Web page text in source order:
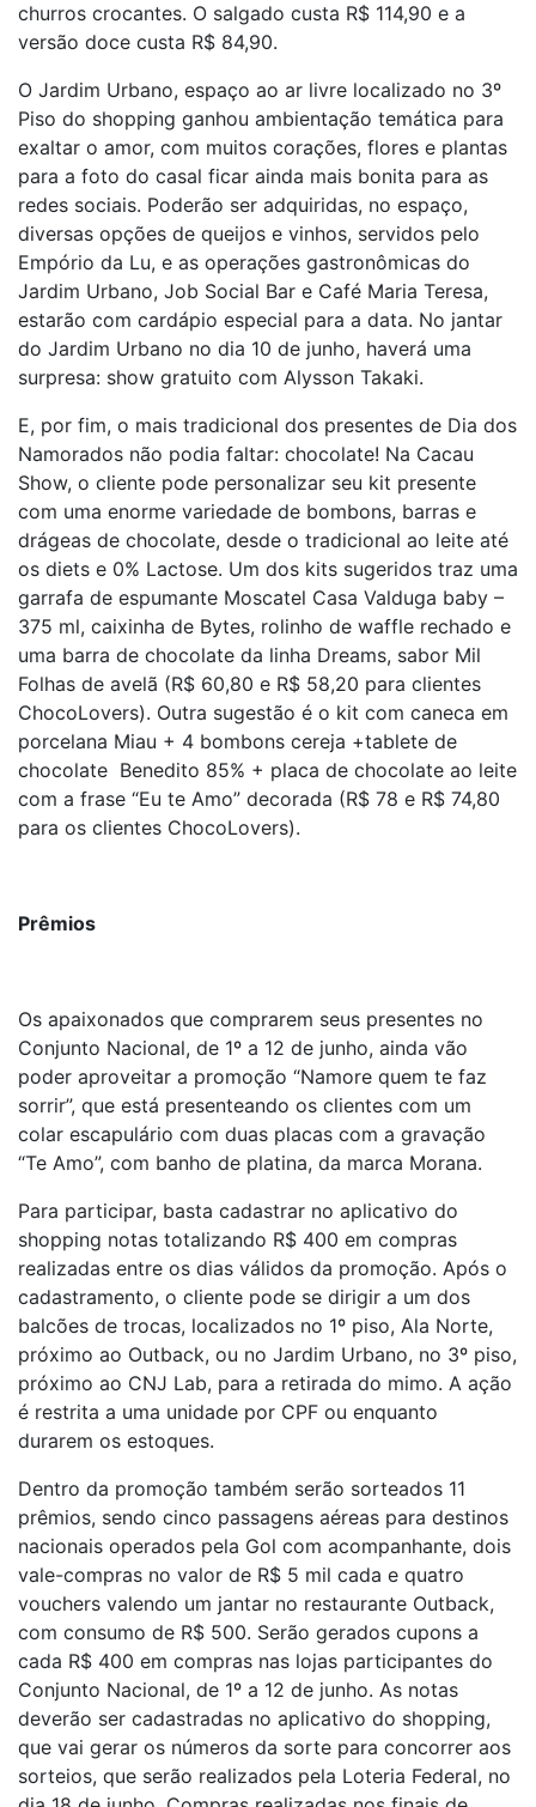
churros crocantes. O salgado custa R$ 114,90 e a
versão doce custa R$ 84,90.
O Jardim Urbano, espaço ao ar livre localizado no 3º
Piso do shopping ganhou ambientação temática para
exaltar o amor, com muitos corações, flores e plantas
para a foto do casal ficar ainda mais bonita para as
redes sociais. Poderão ser adquiridas, no espaço,
diversas opções de queijos e vinhos, servidos pelo
Empório da Lu, e as operações gastronômicas do
Jardim Urbano, Job Social Bar e Café Maria Teresa,
estarão com cardápio especial para a data. No jantar
do Jardim Urbano no dia 10 de junho, haverá uma
surpresa: show gratuito com Alysson Takaki.
E, por fim, o mais tradicional dos presentes de Dia dos
Namorados não podia faltar: chocolate! Na Cacau
Show, o cliente pode personalizar seu kit presente
com uma enorme variedade de bombons, barras e
drágeas de chocolate, desde o tradicional ao leite até
os diets e 0% Lactose. Um dos kits sugeridos traz uma
garrafa de espumante Moscatel Casa Valduga baby –
375 ml, caixinha de Bytes, rolinho de waffle rechado e
uma barra de chocolate da linha Dreams, sabor Mil
Folhas de avelã (R$ 60,80 e R$ 58,20 para clientes
ChocoLovers). Outra sugestão é o kit com caneca em
porcelana Miau + 4 bombons cereja +tablete de
chocolate Benedito 85% + placa de chocolate ao leite
com a frase “Eu te Amo” decorada (R$ 78 e R$ 74,80
para os clientes ChocoLovers).
Prêmios
Os apaixonados que comprarem seus presentes no
Conjunto Nacional, de 1º a 12 de junho, ainda vão
poder aproveitar a promoção “Namore quem te faz
sorrir”, que está presenteando os clientes com um
colar escapulário com duas placas com a gravação
“Te Amo”, com banho de platina, da marca Morana.
Para participar, basta cadastrar no aplicativo do
shopping notas totalizando R$ 400 em compras
realizadas entre os dias válidos da promoção. Após o
cadastramento, o cliente pode se dirigir a um dos
balcões de trocas, localizados no 1º piso, Ala Norte,
próximo ao Outback, ou no Jardim Urbano, no 3º piso,
próximo ao CNJ Lab, para a retirada do mimo. A ação
é restrita a uma unidade por CPF ou enquanto
durarem os estoques.
Dentro da promoção também serão sorteados 11
prêmios, sendo cinco passagens aéreas para destinos
nacionais operados pela Gol com acompanhante, dois
vale-compras no valor de R$ 5 mil cada e quatro
vouchers valendo um jantar no restaurante Outback,
com consumo de R$ 500. Serão gerados cupons a
cada R$ 400 em compras nas lojas participantes do
Conjunto Nacional, de 1º a 12 de junho. As notas
deverão ser cadastradas no aplicativo do shopping,
que vai gerar os números da sorte para concorrer aos
sorteios, que serão realizados pela Loteria Federal, no